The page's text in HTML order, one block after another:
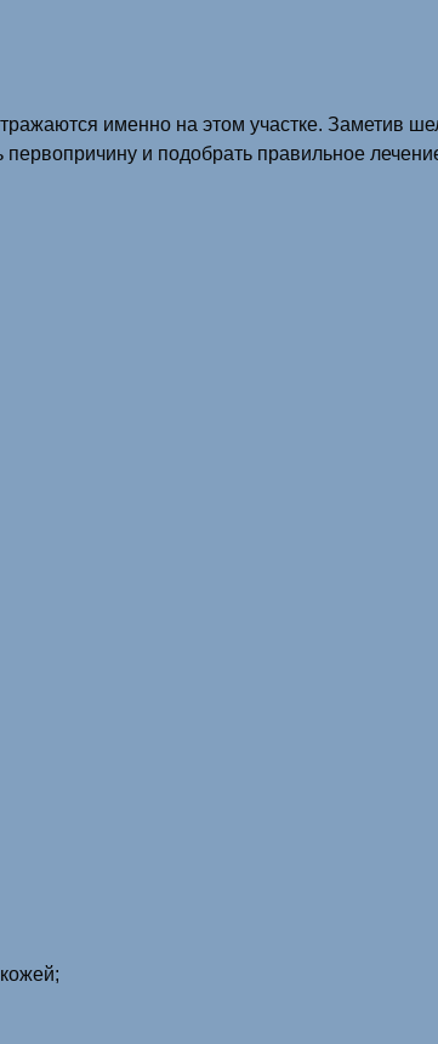
именно на этом участке. Заметив
первопричину и подобрать правильное